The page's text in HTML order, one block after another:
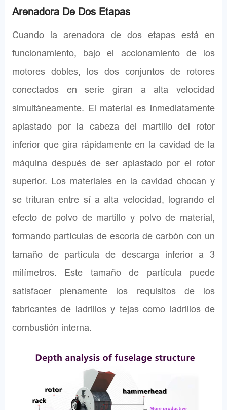
Arenadora De Dos Etapas
Cuando la arenadora de dos etapas está en
funcionamiento, bajo el accionamiento de los
motores dobles, los dos conjuntos de rotores
conectados en serie giran a alta velocidad
simultáneamente. El material es inmediatamente
aplastado por la cabeza del martillo del rotor
inferior que gira rápidamente en la cavidad de la
máquina después de ser aplastado por el rotor
superior. Los materiales en la cavidad chocan y
se trituran entre sí a alta velocidad, logrando el
efecto de polvo de martillo y polvo de material,
formando partículas de escoria de carbón con un
tamaño de partícula de descarga inferior a 3
milímetros. Este tamaño de partícula puede
satisfacer plenamente los requisitos de los
fabricantes de ladrillos y tejas como ladrillos de
combustión interna.